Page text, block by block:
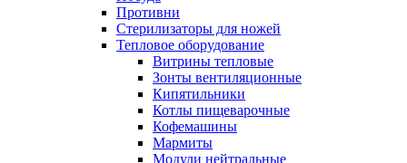
Противни
Стерилизаторы для ножей
Тепловое оборудование
Витрины тепловые
Зонты вентиляционные
Кипятильники
Котлы пищеварочные
Кофемашины
Мармиты
Модули нейтральные